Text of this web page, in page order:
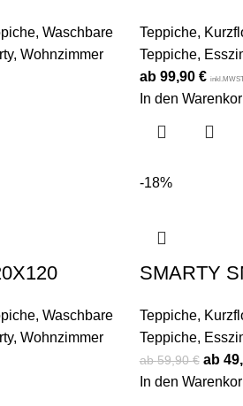
, Waschbare
, Wohnzimmer
Teppiche,
Teppiche,
99,90 €
In den
, Waschbare
, Wohnzimmer
-18%
SMARTY
Teppiche,
Teppiche,
59,90€
In den